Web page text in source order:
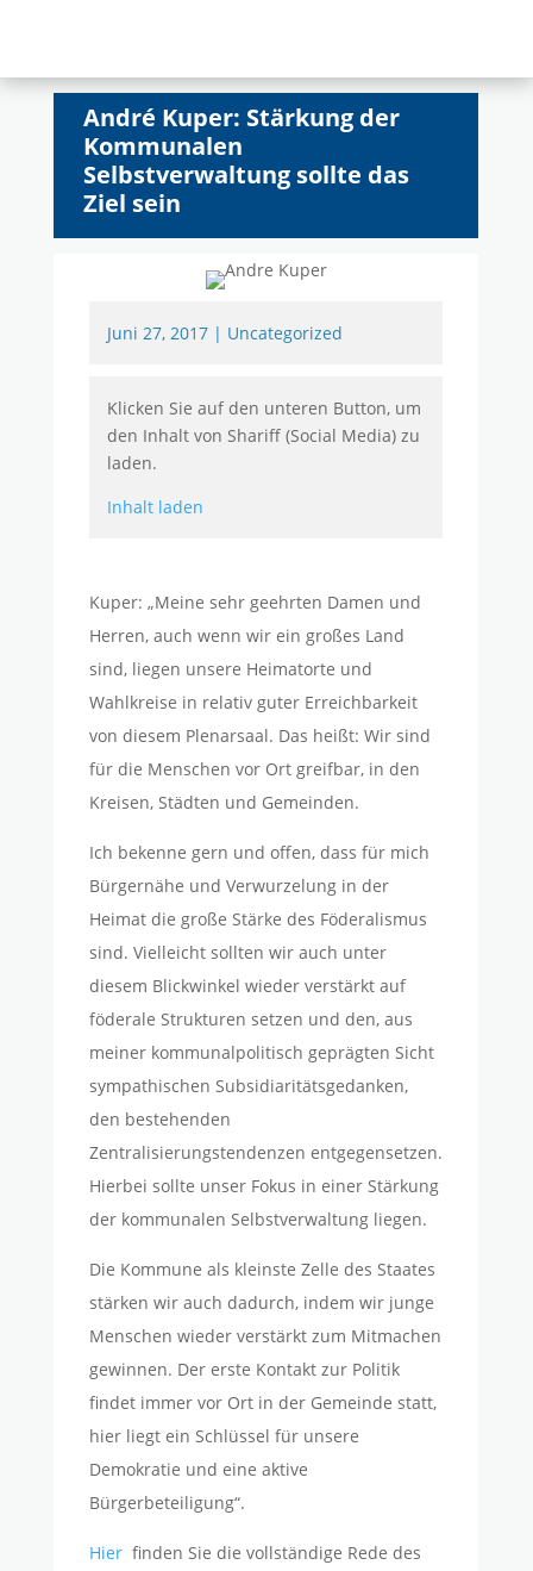
André Kuper: Stärkung der
Kommunalen
Selbstverwaltung sollte das
Ziel sein
Juni 27, 2017| Uncategorized
Klicken Sie auf den unteren Button, um
den Inhalt von Shariff (Social Media) zu
laden.
Inhalt laden
Kuper: „Meine sehr geehrten Damen und
Herren, auch wenn wir ein großes Land
sind, liegen unsere Heimatorte und
Wahlkreise in relativ guter Erreichbarkeit
von diesem Plenarsaal. Das heißt: Wir sind
für die Menschen vor Ort greifbar, in den
Kreisen, Städten und Gemeinden.
Ich bekenne gern und offen, dass für mich
Bürgernähe und Verwurzelung in der
Heimat die große Stärke des Föderalismus
sind. Vielleicht sollten wir auch unter
diesem Blickwinkel wieder verstärkt auf
föderale Strukturen setzen und den, aus
meiner kommunalpolitisch geprägten Sicht
sympathischen Subsidiaritätsgedanken,
den bestehenden
Zentralisierungstendenzen entgegensetzen.
Hierbei sollte unser Fokus in einer Stärkung
der kommunalen Selbstverwaltung liegen.
Die Kommune als kleinste Zelle des Staates
stärken wir auch dadurch, indem wir junge
Menschen wieder verstärkt zum Mitmachen
gewinnen. Der erste Kontakt zur Politik
findet immer vor Ort in der Gemeinde statt,
hier liegt ein Schlüssel für unsere
Demokratie und eine aktive
Bürgerbeteiligung“.
Hierfinden Sie die vollständige Rede des